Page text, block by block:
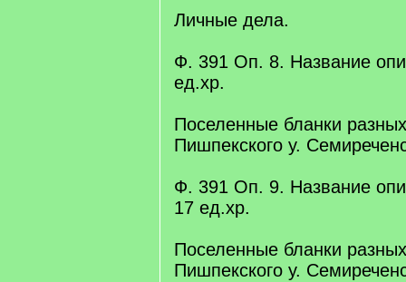
Личные дела.
Ф. 391 Оп. 8. Название
eд.xр.
Поселенные бланки
Пишпекского у.
Ф. 391 Оп. 9. Название
17 eд.xр.
Поселенные бланки
Пишпекского у.